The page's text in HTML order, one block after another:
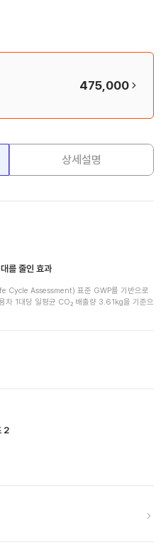
475,000
상세설명
대를 줄인 효과
Cycle Assessment) 표준 GWP를 기반으로
차 1대당 일평균 CO₂ 배출량 3.61kg을 기준으
2